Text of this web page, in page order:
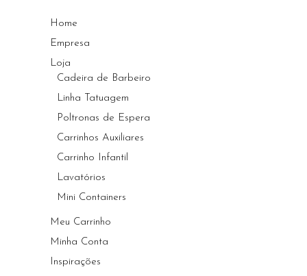
Home
Empresa
Loja
Cadeira de Barbeiro
Linha Tatuagem
Poltronas de Espera
Carrinhos Auxiliares
Carrinho Infantil
Lavatórios
Mini Containers
Meu Carrinho
Minha Conta
Inspirações